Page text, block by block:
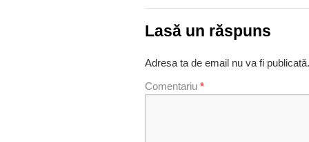
Lasă un răspuns
Adresa ta de email nu va fi publicată.
Comentariu *